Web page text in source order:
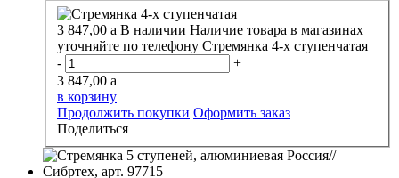
3 847,00 a В наличии Наличие товара в магазинах
уточняйте по телефону Стремянка 4-х ступенчатая
-
+
3 847,00 a
в корзину
Продолжить покупки Оформить заказ
Поделиться